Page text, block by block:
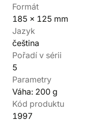
Formát
185 x 125 mm
Jazyk
čeština
Pořadí v sérii
5
Parametry
Váha: 200 g
Kód produktu
1997